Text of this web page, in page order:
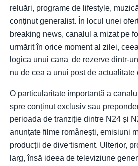
reluări, programe de lifestyle,
conținut generalist. În locul unei
breaking news, canalul a mizat pe
urmărit în orice moment al zilei,
logica unui canal de rezerve dintr-
nu de cea a unui post de actualitate
O particularitate importantă a
spre conținut exclusiv sau
perioada de tranziție dintre N24 și
anunțate filme românești, emisiuni
producții de divertisment. Ulterior,
larg, însă ideea de televiziune